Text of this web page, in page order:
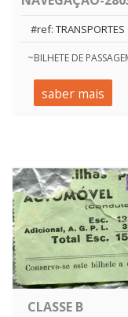
#ref: TRANSPORTES
~BILHETE DE
saber mais
CLASSE B